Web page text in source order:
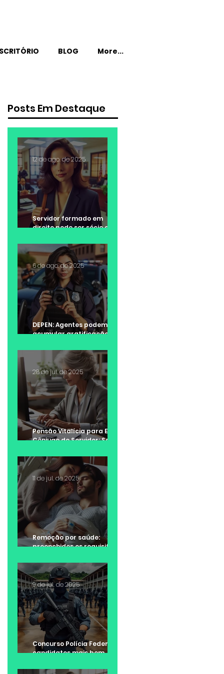
BLOG More...
Posts Em Destaque
Servidor formado em
direito pode ser sócio de
12 de ago. de 2025
DEPEN: Agentes podem
acumular gratificação de
insalubridade?
6 de ago. de 2025
Pensão Vitalícia para Ex-
Cônjuge de Servidor: Saiba
28 de jul. de 2025
Remoção por saúde:
preenchidos os requisitos
da Administração Pública
11 de jul. de 2025
Concurso Polícia Federal:
candidatos mais bem
preferência na escolha da
9 de jul. de 2025